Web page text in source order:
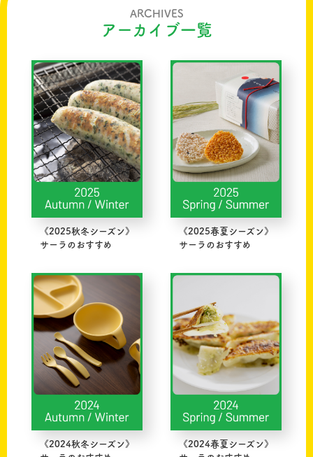
ARCHIVES
アーカイブ一覧
《2025秋冬シーズン》
サーラのおすすめ
《2025春夏シーズン》
サーラのおすすめ
《2024秋冬シーズン》
《2024春夏シーズン》